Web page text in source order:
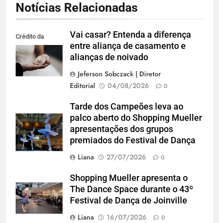
Notícias Relacionadas
Crédito da
imagem: Pexels
Vai casar? Entenda a diferença
entre aliança de casamento e
alianças de noivado
Jeferson Sobczack | Diretor
Editorial
04/08/2026 0
Tarde dos Campeões leva ao
palco aberto do Shopping Mueller
apresentações dos grupos
premiados do Festival de Dança
Liana
27/07/2026 0
Shopping Mueller apresenta o
The Dance Space durante o 43º
Festival de Dança de Joinville
Liana
16/07/2026 0